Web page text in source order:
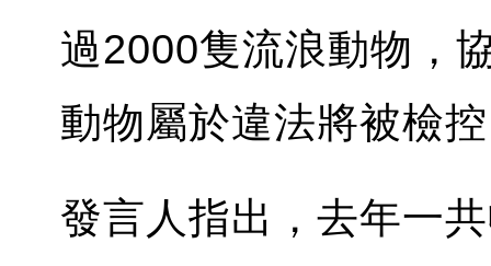
過2000隻流浪動物，
動物屬於違法將被檢
發言人指出，去年一